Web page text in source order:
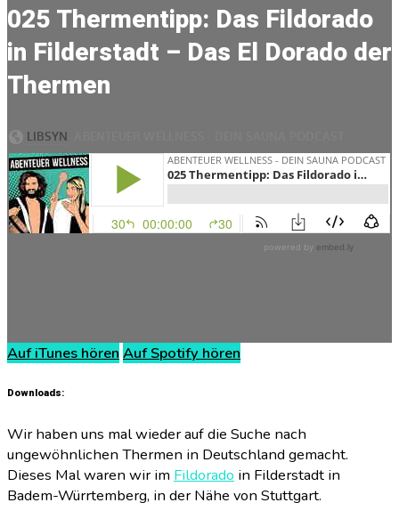
025 Thermentipp: Das Fildorado
in Filderstadt – Das El Dorado der
Thermen
Auf iTunes hören Auf Spotify hören
Downloads:
Wir haben uns mal wieder auf die Suche nach
ungewöhnlichen Thermen in Deutschland gemacht.
Dieses Mal waren wir im Fildorado in Filderstadt in
Badem-Würrtemberg, in der Nähe von Stuttgart.